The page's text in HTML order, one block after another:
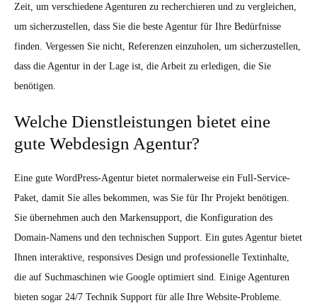
Zeit, um verschiedene Agenturen zu recherchieren und zu vergleichen,
um sicherzustellen, dass Sie die beste Agentur für Ihre Bedürfnisse
finden. Vergessen Sie nicht, Referenzen einzuholen, um sicherzustellen,
dass die Agentur in der Lage ist, die Arbeit zu erledigen, die Sie
benötigen.
Welche Dienstleistungen bietet eine
gute Webdesign Agentur?
Eine gute WordPress-Agentur bietet normalerweise ein Full-Service-
Paket, damit Sie alles bekommen, was Sie für Ihr Projekt benötigen.
Sie übernehmen auch den Markensupport, die Konfiguration des
Domain-Namens und den technischen Support. Ein gutes Agentur bietet
Ihnen interaktive, responsives Design und professionelle Textinhalte,
die auf Suchmaschinen wie Google optimiert sind. Einige Agenturen
bieten sogar 24/7 Technik Support für alle Ihre Website-Probleme.